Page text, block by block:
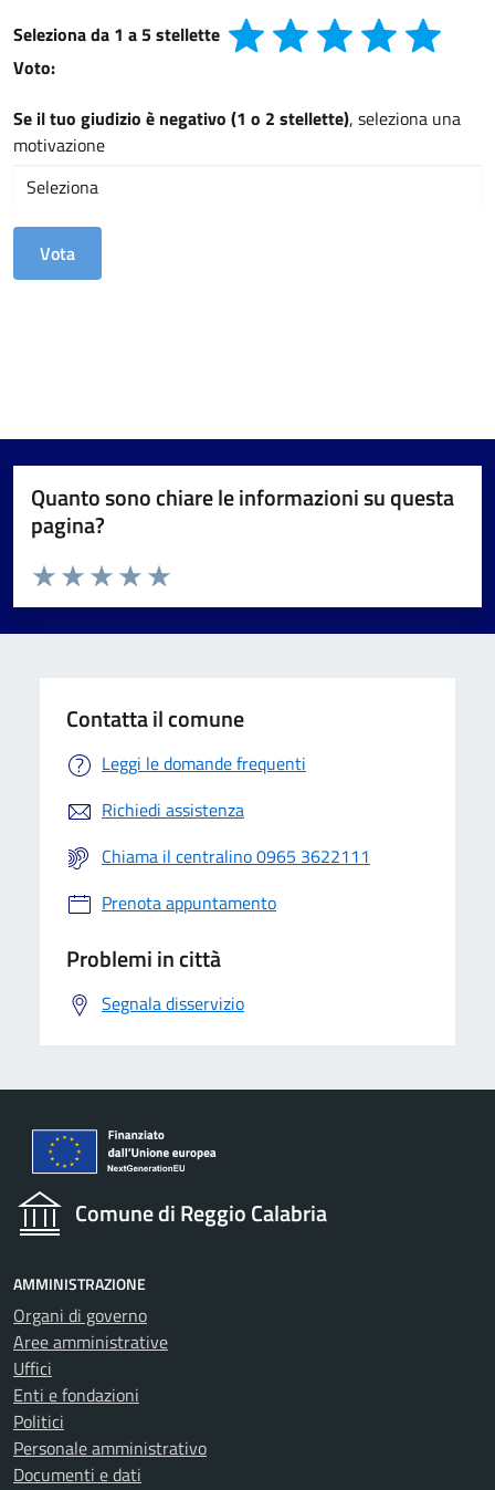
Seleziona da 1 a 5 stellette
Voto:
Se il tuo giudizio è negativo (1 o 2 stellette), seleziona una
motivazione
Quanto sono chiare le informazioni su questa
pagina?
Valuta da 1 a 5 stelle la pagina
Valuta 5 stelle su 5
Valuta 4 stelle su 5
Valuta 3 stelle su 5
Valuta 2 stelle su 5
Valuta 1 stelle su 5
Contatta il comune
Leggi le domande frequenti
Richiedi assistenza
Chiama il centralino 0965 3622111
Prenota appuntamento
Problemi in città
Segnala disservizio
Comune di Reggio Calabria
AMMINISTRAZIONE
Organi di governo
Aree amministrative
Uffici
Enti e fondazioni
Politici
Personale amministrativo
Documenti e dati